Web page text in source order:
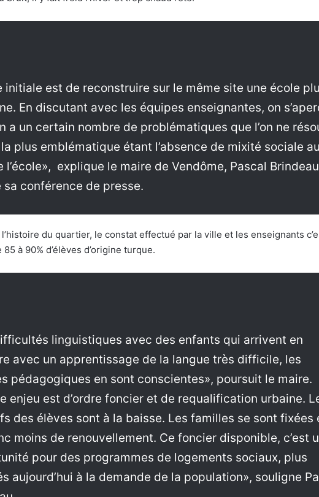
initiale est de reconstruire sur le même site une école
En discutant avec les équipes enseignantes, on
a un certain nombre de problématiques que l’on ne
plus emblématique étant l’absence de mixité sociale au
l’école», explique le maire de Vendôme, Pascal
sa conférence de presse.
du quartier, le constat effectué par la ville et les enseignants
85 à 90% d’élèves d’origine turque.
linguistiques avec des enfants qui arrivent en
avec un apprentissage de la langue très difficile, les
pédagogiques en sont conscientes», poursuit le maire.
enjeu est d’ordre foncier et de requalification urbaine.
des élèves sont à la baisse. Les familles se sont fixées
moins de renouvellement. Ce foncier disponible, c’est
pour des programmes de logements sociaux, plus
aujourd’hui à la demande de la population», souligne